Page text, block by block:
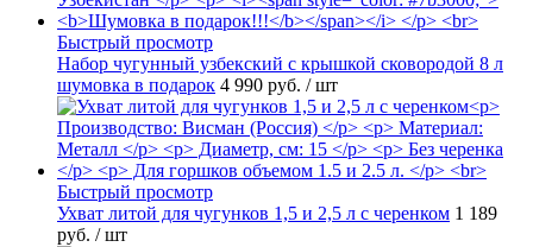
Быстрый просмотр
Набор чугунный узбекский с крышкой сковородой 8 л
шумовка в подарок 4 990 руб. / шт
Быстрый просмотр
Ухват литой для чугунков 1,5 и 2,5 л с черенком 1 189
руб. / шт